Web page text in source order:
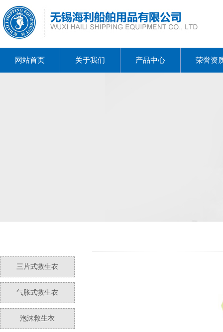
网站首页 关于我们 产品中心 荣誉资
三片式救生衣
气胀式救生衣
泡沫救生衣